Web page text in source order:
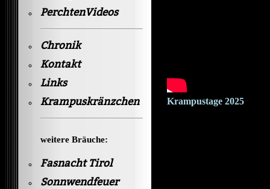
PerchtenVideos
Chronik
Kontakt
Links
Krampuskränzchen
weitere Bräuche:
Fasnacht Tirol
Sonnwendfeuer
Krampustage 2025